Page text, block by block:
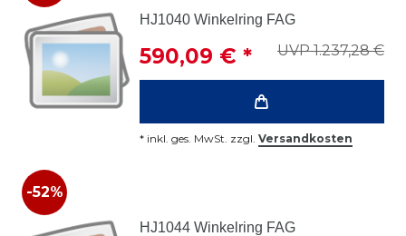
HJ1040 Winkelring FAG
UVP 1.237,28 €
590,09 € *
* inkl. ges. MwSt. zzgl. Versandkosten
-52%
HJ1044 Winkelring FAG